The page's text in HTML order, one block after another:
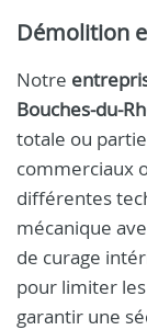
Démolition
Notre
Bouches-du-
totale ou
commerciaux
différentes
mécanique
de curage
pour limiter
garantir une